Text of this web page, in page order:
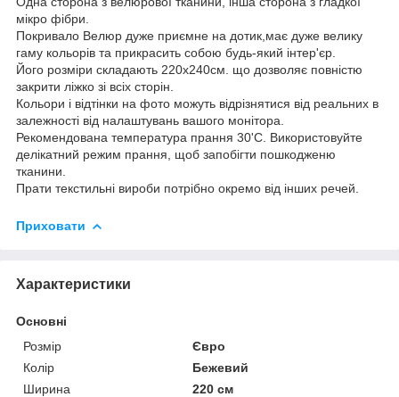
мікро фібри.
Покривало Велюр дуже приємне на дотик,має дуже велику
гаму кольорів та прикрасить собою будь-який інтер'єр.
Його розміри складають 220х240см. що дозволяє повністю
закрити ліжко зі всіх сторін.
Кольори і відтінки на фото можуть відрізнятися від реальних в
залежності від налаштувань вашого монітора.
Рекомендована температура прання 30'С. Використовуйте
делікатний режим прання, щоб запобігти пошкодженю
тканини.
Прати текстильні вироби потрібно окремо від інших речей.
Приховати
Характеристики
Основні
Розмір
Євро
Колір
Бежевий
Ширина
220 см